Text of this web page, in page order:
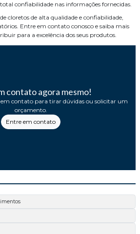
confiabilidade nas informações fornecidas.
cloretos de alta qualidade e confiabilidade,
Entre em contato conosco e saiba mais
para a excelência dos seus produtos.
contato agora mesmo!
contato para tirar dúvidas ou solicitar um
orçamento.
Entre em contato